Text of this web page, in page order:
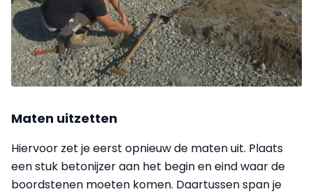
Maten uitzetten
Hiervoor zet je eerst opnieuw de maten uit. Plaats
een stuk betonijzer aan het begin en eind waar de
boordstenen moeten komen. Daartussen span je